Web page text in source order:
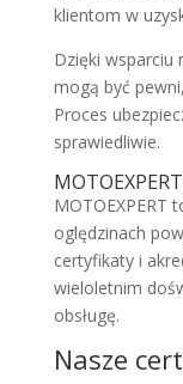
klientom w
Dzięki wsparciu
mogą być
Proces
sprawiedliwie.
MOTOEXPERT
oględzinach
certyfikaty i
wieloletnim
obsługę.
Nasze